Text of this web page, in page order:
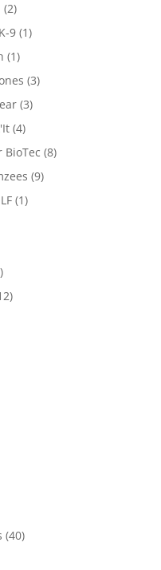
(2)
9 (1)
(1)
(3)
(3)
(4)
(8)
(9)
(1)
(40)